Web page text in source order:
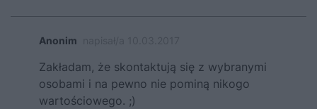
Anonim
Zakładam, że skontaktują się z wybranymi
osobami i na pewno nie pominą nikogo
wartościowego. ;)